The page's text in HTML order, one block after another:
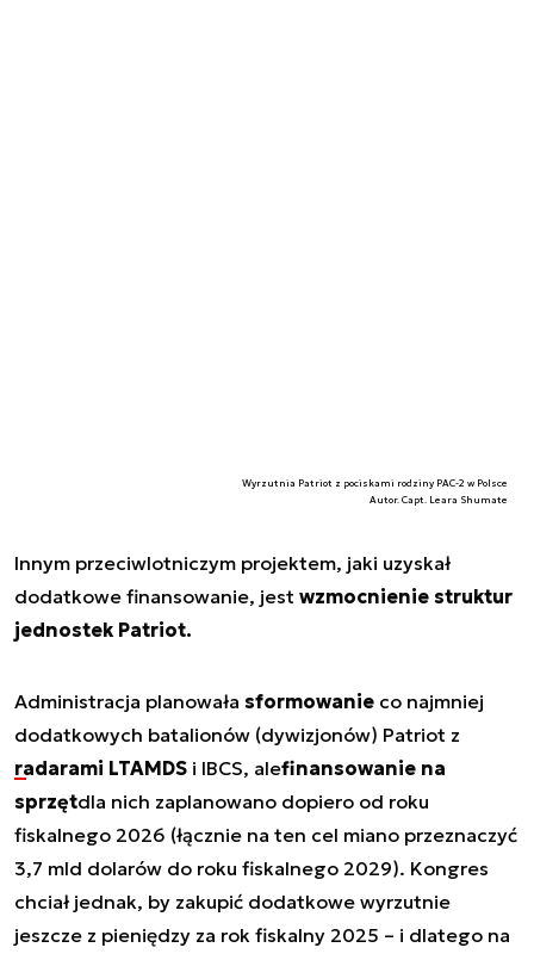
Wyrzutnia Patriot z pociskami rodziny PAC-2 w Polsce
Autor. Capt. Leara Shumate
Innym przeciwlotniczym projektem, jaki uzyskał
dodatkowe finansowanie, jest wzmocnienie struktur
jednostek Patriot.
Administracja planowała sformowanie co najmniej
dodatkowych batalionów (dywizjonów) Patriot z
radarami LTAMDS i IBCS, alefinansowanie na
sprzętdla nich zaplanowano dopiero od roku
fiskalnego 2026 (łącznie na ten cel miano przeznaczyć
3,7 mld dolarów do roku fiskalnego 2029). Kongres
chciał jednak, by zakupić dodatkowe wyrzutnie
jeszcze z pieniędzy za rok fiskalny 2025 – i dlatego na